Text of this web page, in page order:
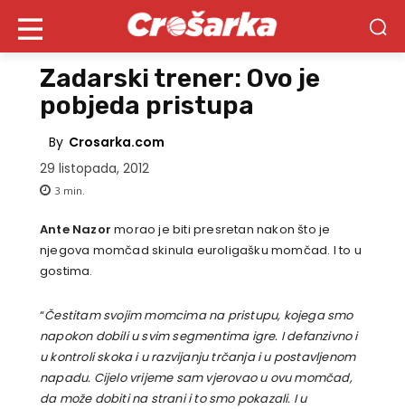
Zadarski trener: Ovo je
pobjeda pristupa
By Crosarka.com
29 listopada, 2012
3 min.
Ante Nazor morao je biti presretan nakon što je
njegova momčad skinula euroligašku momčad. I to u
gostima.
“Čestitam svojim momcima na pristupu, kojega smo
napokon dobili u svim segmentima igre. I defanzivno i
u kontroli skoka i u razvijanju trčanja i u postavljenom
napadu. Cijelo vrijeme sam vjerovao u ovu momčad,
da može dobiti na strani i to smo pokazali. I u